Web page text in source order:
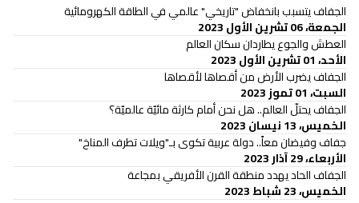
الجفاف يتسبب بانخفاض "تاريخي" عالمي في الطاقة الكهرومائية
الجمعة، 06 تشرين الأول 2023
العطش والجوع يطاردان سكان العالم
الأحد، 01 تشرين الأول 2023
الجفاف يضرب الأرض من أقصاها لأقصاها
السبت، 01 تموز 2023
الجفاف يحتلّ العالم.. هل نحن أمام كارثة مائيّة عالميّة؟
الخميس، 13 نيسان 2023
جفاف وفيضان معاً.. دولة عربية تكوى بـ"ويلات تطرف المناخ"
الأربعاء، 29 آذار 2023
الجفاف الحاد يهدد منطقة القرن الأفريقي بمجاعة
الخميس، 23 شباط 2023